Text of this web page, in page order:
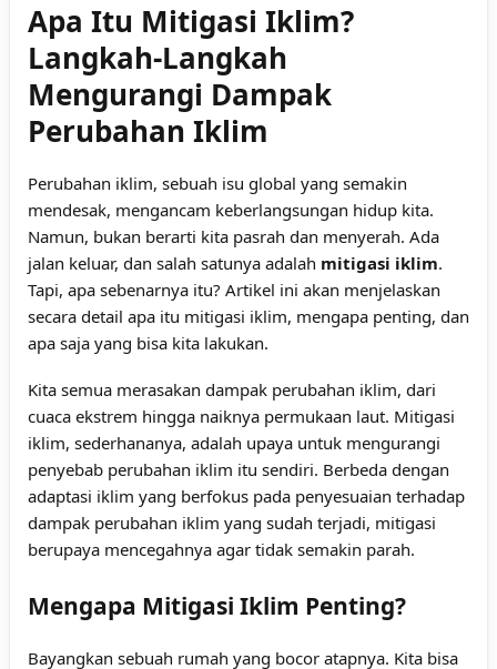
Apa Itu Mitigasi Iklim?
Langkah-Langkah
Mengurangi Dampak
Perubahan Iklim
Perubahan iklim, sebuah isu global yang semakin
mendesak, mengancam keberlangsungan hidup kita.
Namun, bukan berarti kita pasrah dan menyerah. Ada
jalan keluar, dan salah satunya adalah mitigasi iklim.
Tapi, apa sebenarnya itu? Artikel ini akan menjelaskan
secara detail apa itu mitigasi iklim, mengapa penting, dan
apa saja yang bisa kita lakukan.
Kita semua merasakan dampak perubahan iklim, dari
cuaca ekstrem hingga naiknya permukaan laut. Mitigasi
iklim, sederhananya, adalah upaya untuk mengurangi
penyebab perubahan iklim itu sendiri. Berbeda dengan
adaptasi iklim yang berfokus pada penyesuaian terhadap
dampak perubahan iklim yang sudah terjadi, mitigasi
berupaya mencegahnya agar tidak semakin parah.
Mengapa Mitigasi Iklim Penting?
Bayangkan sebuah rumah yang bocor atapnya. Kita bisa